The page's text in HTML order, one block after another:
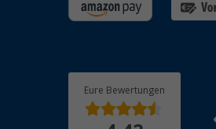
Eure Bewertungen
Alles Bestens, Artikel funktioniert einwandfrei